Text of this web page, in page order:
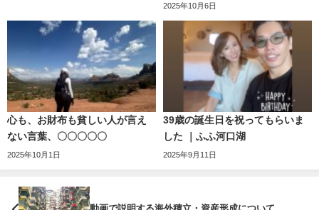
2025年10月6日
心も、お財布も貧しい人が言え
ない言葉、〇〇〇〇〇
2025年10月1日
39歳の誕生日を祝ってもらいま
した ｜ふふ河口湖
2025年9月11日
動画で説明する海外積立・資産形成について